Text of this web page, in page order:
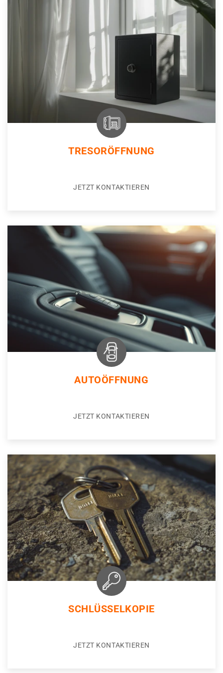
TRESORÖFFNUNG
JETZT KONTAKTIEREN
AUTOÖFFNUNG
JETZT KONTAKTIEREN
SCHLÜSSELKOPIE
JETZT KONTAKTIEREN